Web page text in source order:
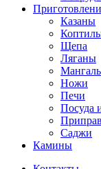
Казаны
Щепа
Ляганы
Ножи
Печи
Посуда
Саджи
Камины